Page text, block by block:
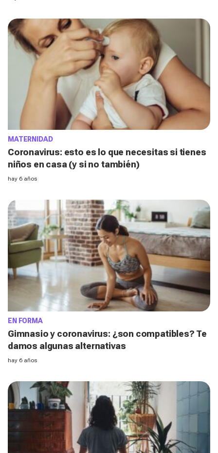
MATERNIDAD
Coronavirus: esto es lo que necesitas si tienes
niños en casa (y si no también)
hay 6 años
EN FORMA
Gimnasio y coronavirus: ¿son compatibles? Te
damos algunas alternativas
hay 6 años